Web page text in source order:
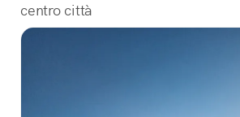
centro città